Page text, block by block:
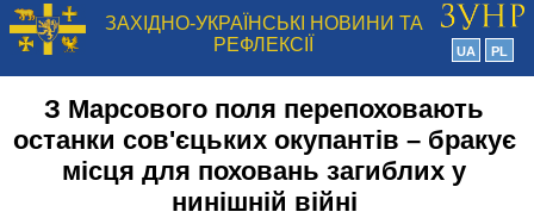
ЗАХІДНО-УКРАЇНСЬКІ НОВИНИ ТА
РЕФЛЕКСІЇ
UA PL
З Марсового поля перепоховають
останки сов'єцьких окупантів – бракує
місця для поховань загиблих у
нинішній війні